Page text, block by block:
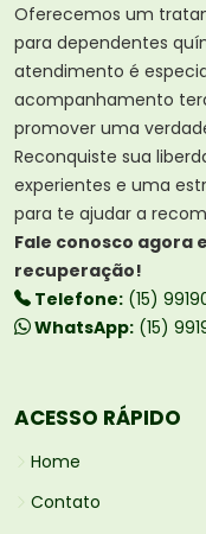
Oferecemos um
para dependentes
atendimento é
acompanhamento
promover uma
Reconquiste sua
experientes e uma
para te ajudar a
Fale conosco agora
recuperação!
Telefone: (15)
WhatsApp: (15)
ACESSO RÁPIDO
Home
Contato